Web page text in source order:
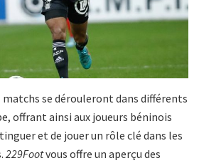
matchs se dérouleront dans différents
offrant ainsi aux joueurs béninois
et de jouer un rôle clé dans les
229Footvous offre un aperçu des